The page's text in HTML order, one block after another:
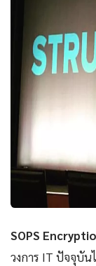
SOPS
วงการ IT ปัจจุบัน